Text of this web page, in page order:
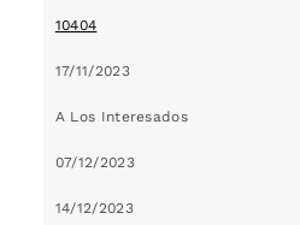
10404
17/11/2023
A Los Interesados
07/12/2023
14/12/2023